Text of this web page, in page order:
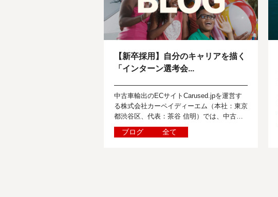
【新卒採用】自分のキャリアを描く
「インターン選考会...
中古車輸出のECサイトCarused.jpを運営す
る株式会社カーペイディーエム（本社：東京
都渋谷区、代表：茶谷 信明）では、中古車
に関する世界のニュースを報道関係者の皆様
に向けて定期的に発信しています...
ブログ 全て